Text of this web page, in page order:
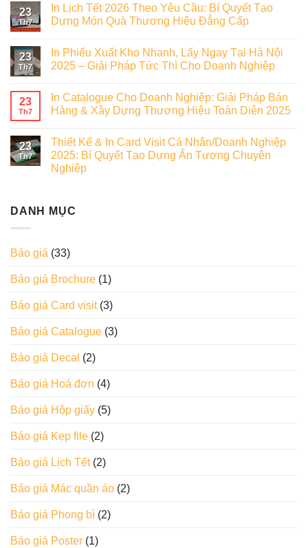
23
Th7
In Lịch Tết 2026 Theo Yêu Cầu: Bí Quyết Tạo
Dựng Món Quà Thương Hiệu Đẳng Cấp
23
Th7
In Phiếu Xuất Kho Nhanh, Lấy Ngay Tại Hà Nội
2025 – Giải Pháp Tức Thì Cho Doanh Nghiệp
23
Th7
In Catalogue Cho Doanh Nghiệp: Giải Pháp Bán
Hàng & Xây Dựng Thương Hiệu Toàn Diện 2025
23
Th7
Thiết Kế & In Card Visit Cá Nhân/Doanh Nghiệp
2025: Bí Quyết Tạo Dựng Ấn Tượng Chuyên
Nghiệp
DANH MỤC
Báo giá (33)
Báo giá Brochure (1)
Báo giá Card visit(3)
Báo giá Catalogue (3)
Báo giá Decal (2)
Báo giá Hoá đơn (4)
Báo giá Hộp giấy (5)
Báo giá Kẹp file (2)
Báo giá Lịch Tết(2)
Báo giá Mác quần áo (2)
Báo giá Phong bì (2)
Báo giá Poster (1)